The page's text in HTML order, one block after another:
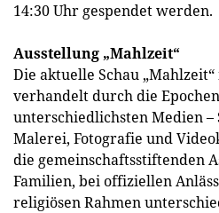
14:30 Uhr gespendet werden.
Ausstellung „Mahlzeit“
Die aktuelle Schau
verhandelt durch die
unterschiedlichsten Medien
Malerei, Fotografie und
die gemeinschaftsstiftenden
Familien, bei offiziellen
religiösen Rahmen